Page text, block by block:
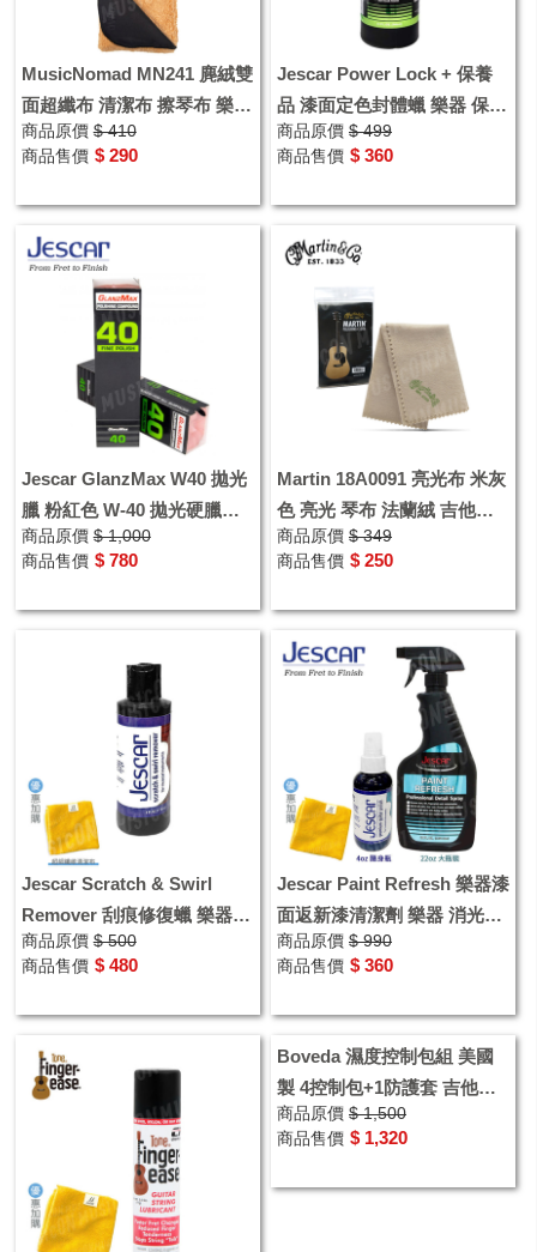
MusicNomad MN241 麂絨雙
面超纖布 清潔布 擦琴布 樂器
保養 樂器擦拭布
商品原價 $ 410
商品售價 $ 290
Jescar Power Lock + 保養
品 漆面定色封體蠟 樂器 保養
JPL884 4oz
商品原價 $ 499
商品售價 $ 360
Jescar GlanzMax W40 拋光
臘 粉紅色 W-40 拋光硬臘條
保養品 鋼材 木質面
商品原價 $ 1,000
商品售價 $ 780
Martin 18A0091 亮光布 米灰
色 亮光 琴布 法蘭絨 吉他配
件 清潔 保養
商品原價 $ 349
商品售價 $ 250
Jescar Scratch & Swirl
Remover 刮痕修復蠟 樂器保
養 吉他亮面拋光 加購擦琴布
商品原價 $ 500
商品售價 $ 480
Jescar Paint Refresh 樂器漆
面返新漆清潔劑 樂器 消光吉
他 提琴清潔保養品 德國製造
商品原價 $ 990
商品售價 $ 360
Boveda 濕度控制包組 美國
製 4控制包+1防護套 吉他弦
防潮 竹片防潮 樂器除濕
商品原價 $ 1,500
商品售價 $ 1,320